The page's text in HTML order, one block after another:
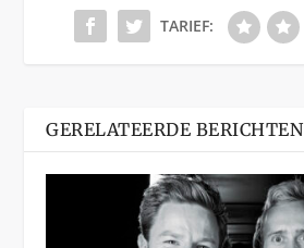
TARIEF:
GERELATEERDE BERICHTEN